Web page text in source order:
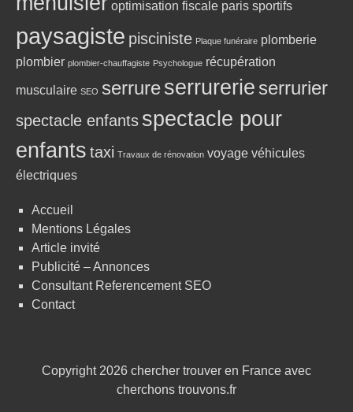
optimisation fiscale paris sportifs
paysagiste pisciniste Plaque funéraire plomberie
plombier plombier-chauffagiste Psychologue récupération
musculaire SEO serrureserrurerie serrurier
spectacle enfants spectacle pour
enfants taxi Travaux de rénovation voyage véhicules
électriques
Accueil
Mentions Légales
Article invité
Publicité – Annonces
Consultant Referencement SEO
Contact
Copyright 2026 chercher trouver en France avec
cherchons trouvons.fr